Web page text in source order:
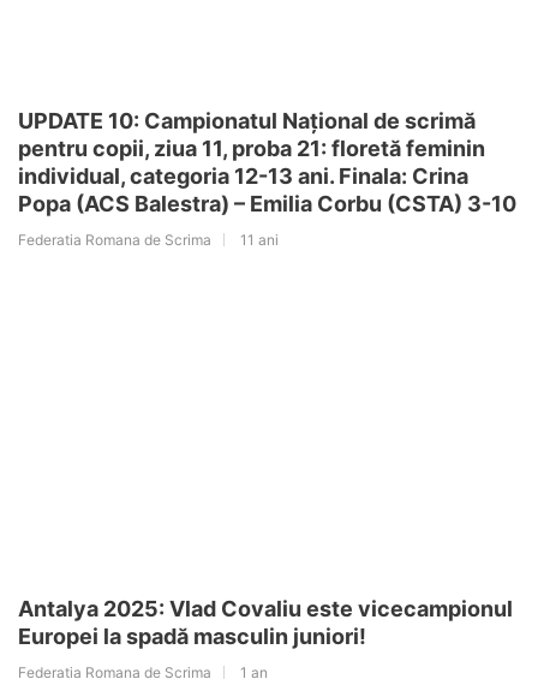
UPDATE 10: Campionatul Național de scrimă
pentru copii, ziua 11, proba 21: floretă feminin
individual, categoria 12-13 ani. Finala: Crina
Popa (ACS Balestra) – Emilia Corbu (CSTA) 3-10
Federatia Romana de Scrima 11 ani
Antalya 2025: Vlad Covaliu este vicecampionul
Europei la spadă masculin juniori!
Federatia Romana de Scrima 1 an